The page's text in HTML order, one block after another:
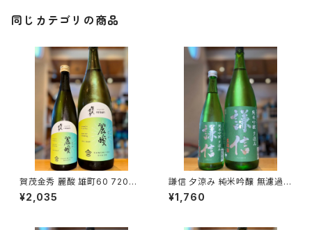
同じカテゴリの商品
賀茂金秀 麗酸 雄町60 720ml
１本（金光酒造・広島県東広島市
黒瀬町）
¥2,035
謙信 夕涼み 純米吟醸 無濾過生
720ml１本（池田屋酒造・新潟
県糸魚川市新鉄）
¥1,760